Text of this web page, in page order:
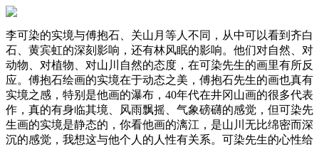
李可染的实境与傅抱石、关山月等人不同，从中可以看到齐白
石、黄宾虹的深刻影响，还有林风眠的影响。他们对自然、对
动物、对植物、对山川自然的态度，在可染先生的画里有所反
应。傅抱石绘画的实境在于动态之美，傅抱石先生的画也真有
实境之感，特别是他画的瀑布，40年代在井冈山画的很多代表
作，真的有身临其境、风雨飘摇、气象磅礴的感觉，但可染先
生画的实境是静态的，你看他画的漓江，是山川无比绵密而深
沉的感觉，我想这与他个人的人性有关系。可染先生的心性给